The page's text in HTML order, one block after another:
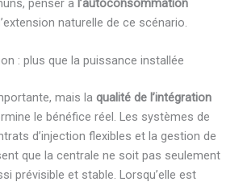
penser à l’autoconsommation
naturelle de ce scénario.
: plus que la puissance installée
mais la qualité de l’intégration
le bénéfice réel. Les systèmes de
d’injection flexibles et la gestion de
que la centrale ne soit pas seulement
prévisible et stable. Lorsqu’elle est